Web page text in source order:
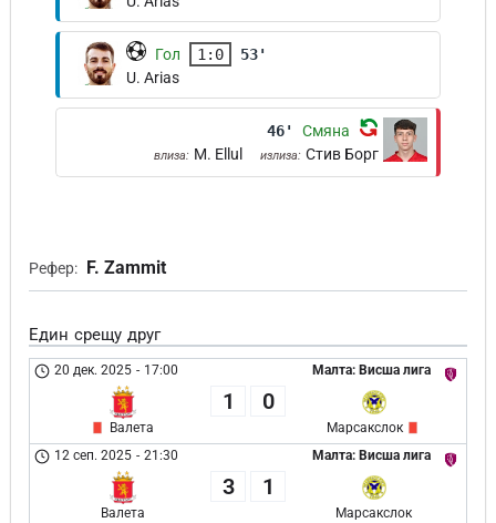
Гол 1:0
53'
U. Arias
46' Смяна
влиза: M. Ellul излиза: Стив Борг
Рефер: F. Zammit
Един срещу друг
Малта: Висша лига
20 дек. 2025 - 17:00
Валета
1 0
Марсакслок
Малта: Висша лига
12 сеп. 2025 - 21:30
Валета
3 1
Марсакслок